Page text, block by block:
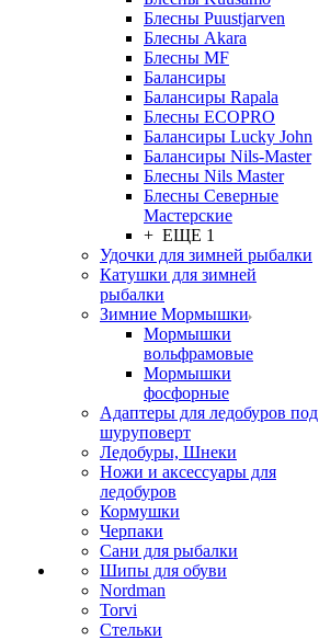
Блесны Puustjarven
Блесны Akara
Блесны MF
Балансиры
Балансиры Rapala
Блесны ECOPRO
Балансиры Lucky John
Балансиры Nils-Master
Блесны Nils Master
Блесны Северные
Мастерские
+ ЕЩЕ 1
Удочки для зимней рыбалки
Катушки для зимней
рыбалки
Зимние Мормышки
Мормышки
вольфрамовые
Мормышки
фосфорные
Адаптеры для ледобуров под
шуруповерт
Ледобуры, Шнеки
Ножи и аксессуары для
ледобуров
Кормушки
Черпаки
Сани для рыбалки
Шипы для обуви
Nordman
Torvi
Стельки